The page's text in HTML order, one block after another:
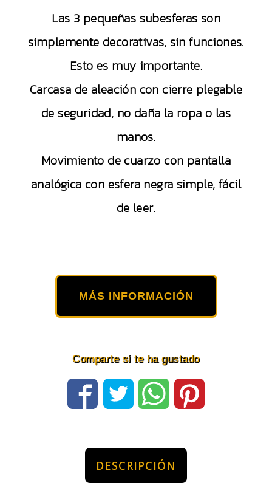
Las 3 pequeñas subesferas son
simplemente decorativas, sin funciones.
Esto es muy importante.
Carcasa de aleación con cierre plegable
de seguridad, no daña la ropa o las
manos.
Movimiento de cuarzo con pantalla
analógica con esfera negra simple, fácil
de leer.
MÁS INFORMACIÓN
Comparte si te ha gustado
DESCRIPCIÓN